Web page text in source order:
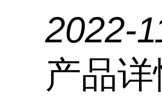
2022-
产品详